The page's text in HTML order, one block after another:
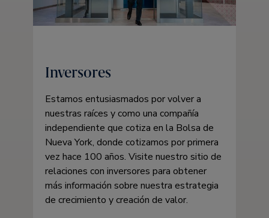
Inversores
Estamos entusiasmados por volver a
nuestras raíces y como una compañía
independiente que cotiza en la Bolsa de
Nueva York, donde cotizamos por primera
vez hace 100 años. Visite nuestro sitio de
relaciones con inversores para obtener
más información sobre nuestra estrategia
de crecimiento y creación de valor.